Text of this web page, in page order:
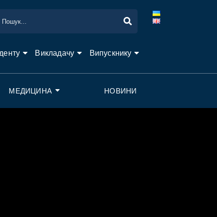
Викладачу Випускнику
МЕДИЦИНА НОВИНИ